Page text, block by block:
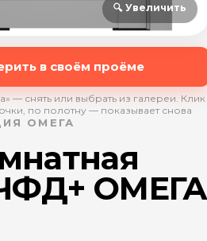
🔍 Увеличить
в своём проёме
— снять или выбрать из галереи. Клик
по полотну — показывает снова
ОМЕГА
ОМЕГА